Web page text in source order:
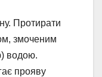
Протирати
змоченим
водою.
прояву